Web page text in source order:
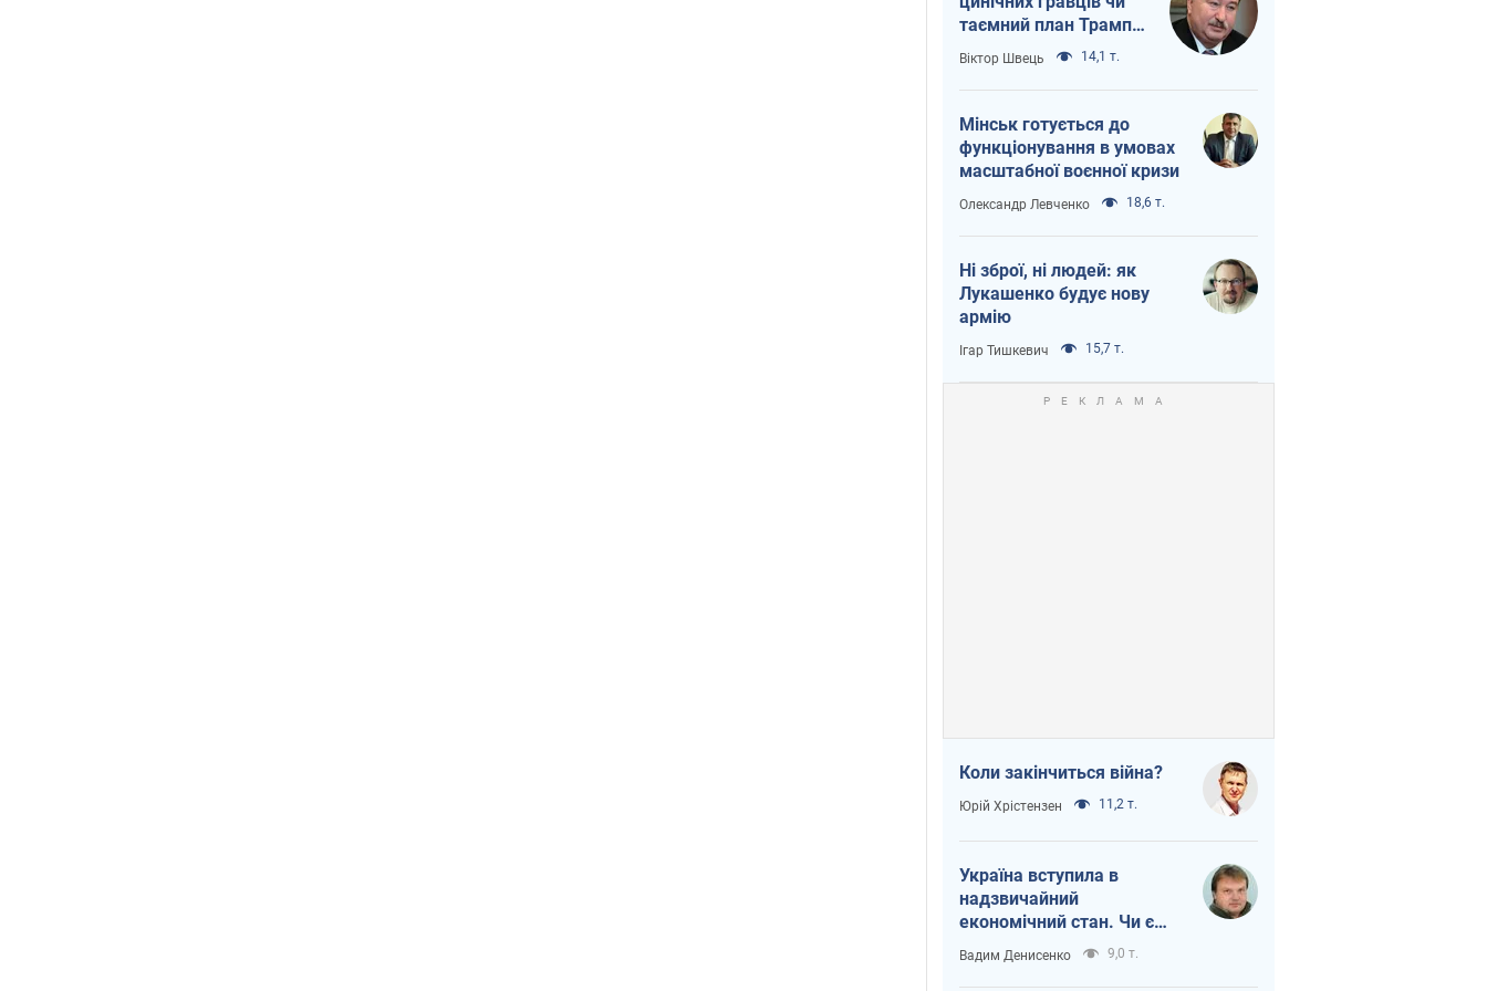
таємний план Трампа
і Путіна?
Віктор Швець 14,1 т.
Мінськ готується до
функціонування в умовах
масштабної воєнної кризи
Олександр Левченко 18,6 т.
Ні зброї, ні людей: як
Лукашенко будує нову
армію
Ігар Тишкевич 15,7 т.
Коли закінчиться війна?
Юрій Хрістензен 11,2 т.
Україна вступила в
надзвичайний
економічний стан. Чи є
світло вкінці тунелю?
Вадим Денисенко 9,0 т.